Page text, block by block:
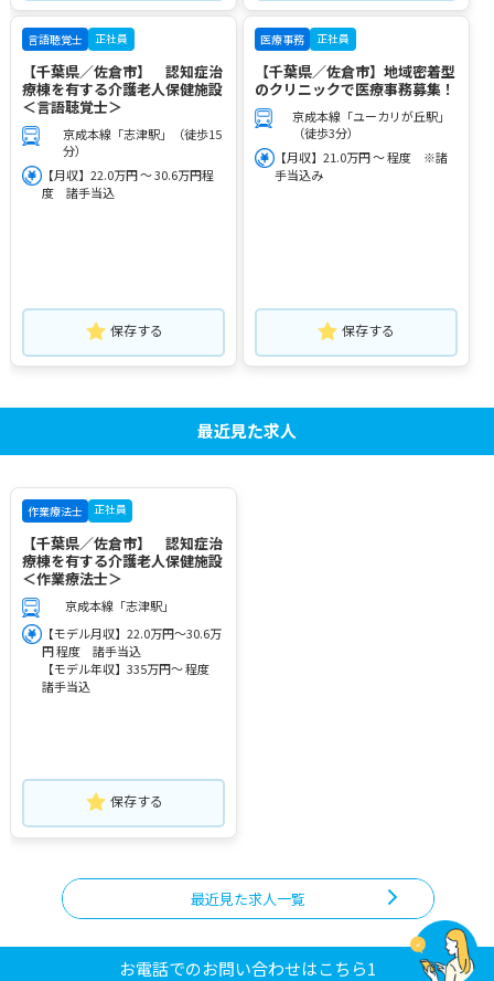
言語聴覚士 正社員
【千葉県／佐倉市】 認知症治
療棟を有する介護老人保健施設
＜言語聴覚士＞
京成本線「志津駅」（徒歩15
分）
【月収】22.0万円 ～ 30.6万円程
度 諸手当込
保存する
医療事務 正社員
【千葉県／佐倉市】地域密着型
のクリニックで医療事務募集！
京成本線「ユーカリが丘駅」
（徒歩3分）
【月収】21.0万円 ～ 程度 ※諸
手当込み
保存する
最近見た求人
作業療法士 正社員
【千葉県／佐倉市】 認知症治
療棟を有する介護老人保健施設
＜作業療法士＞
京成本線「志津駅」
【モデル月収】22.0万円～30.6万
円 程度 諸手当込
【モデル年収】335万円～ 程度
諸手当込
保存する
最近見た求人一覧
お電話でのお問い合わせはこちら1